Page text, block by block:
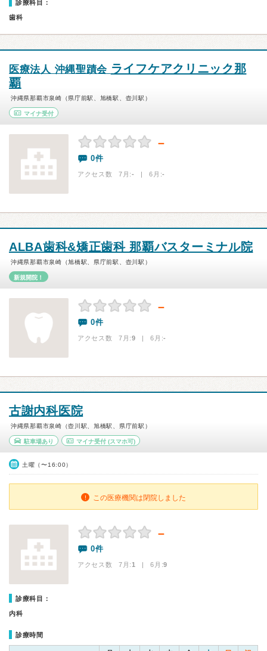
診療科目：
歯科
医療法人 沖縄聖蹟会 ライフケアクリニック那
覇
沖縄県那覇市泉崎（県庁前駅、旭橋駅、壺川駅）
マイナ受付
－
0件
アクセス数 7月:- | 6月:-
ALBA歯科&矯正歯科 那覇バスターミナル院
沖縄県那覇市泉崎（旭橋駅、県庁前駅、壺川駅）
新規開院！
－
0件
アクセス数 7月:9 | 6月:-
古謝内科医院
沖縄県那覇市泉崎（壺川駅、旭橋駅、県庁前駅）
駐車場あり マイナ受付(スマホ可)
土曜（〜16:00）
この医療機関は閉院しました
－
0件
アクセス数 7月:1 | 6月:9
診療科目：
内科
診療時間